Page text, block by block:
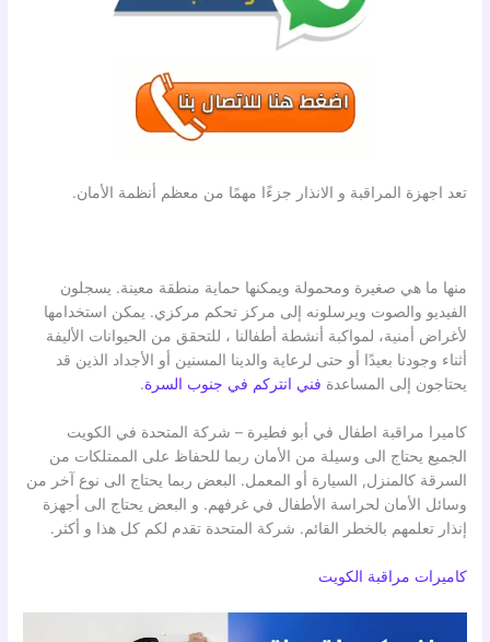
تعد اجهزة المراقبة و الانذار جزءًا مهمًا من معظم أنظمة الأمان.
منها ما هي صغيرة ومحمولة ويمكنها حماية منطقة معينة. يسجلون
الفيديو والصوت ويرسلونه إلى مركز تحكم مركزي. يمكن استخدامها
لأغراض أمنية، لمواكبة أنشطة أطفالنا ، للتحقق من الحيوانات الأليفة
أثناء وجودنا بعيدًا أو حتى لرعاية والدينا المسنين أو الأجداد الذين قد
يحتاجون إلى المساعدة فني انتركم في جنوب السرة.
كاميرا مراقبة اطفال في أبو فطيرة – شركة المتحدة في الكويت
الجميع يحتاج الى وسيلة من الأمان ربما للحفاظ على الممتلكات من
السرقة كالمنزل, السيارة أو المعمل. البعض ربما يحتاج الى نوع آخر من
وسائل الأمان لحراسة الأطفال في غرفهم. و البعض يحتاج الى أجهزة
إنذار تعلمهم بالخطر القائم. شركة المتحدة تقدم لكم كل هذا و أكثر.
كاميرات مراقبة الكويت